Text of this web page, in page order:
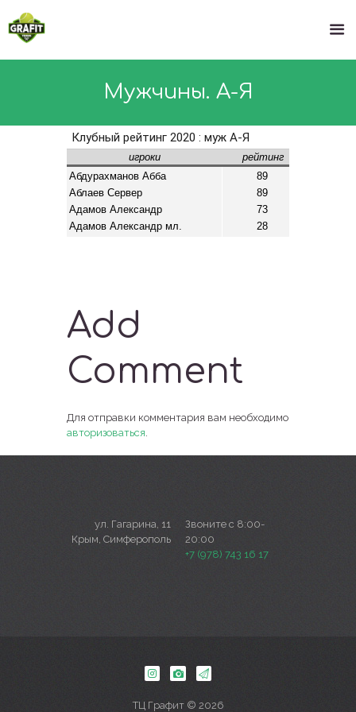
Мужчины. А-Я
Add
Comment
Для отправки комментария вам необходимо
авторизоваться
ул. Гагарина, 11
Крым, Симферополь
Звоните с 8:00-
20:00
+7 (978) 743 16 17
ТЦ Графит © 2026